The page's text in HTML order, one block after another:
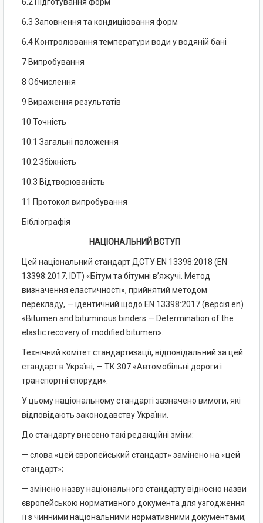
6.2 Підготування форм
6.3 Заповнення та кондиціювання форм
6.4 Контролювання температури води у водяній бані
7 Випробування
8 Обчислення
9 Вираження результатів
10 Точність
10.1 Загальні положення
10.2 Збіжність
10.3 Відтворюваність
11 Протокол випробування
Бібліографія
НАЦІОНАЛЬНИЙ ВСТУП
Цей національний стандарт ДСТУ EN 13398:2018 (EN
13398:2017, IDT) «Бітум та бітумні в’яжучі. Метод
визначення еластичності», прийнятий методом
перекладу, — ідентичний щодо EN 13398:2017 (версія en)
«Bitumen and bituminous binders — Determination of the
elastic recovery of modified bitumen».
Технічний комітет стандартизації, відповідальний за цей
стандарт в Україні, — ТК 307 «Автомобільні дороги і
транспортні споруди».
У цьому національному стандарті зазначено вимоги, які
відповідають законодавству України.
До стандарту внесено такі редакційні зміни:
— слова «цей європейський стандарт» замінено на «цей
стандарт»;
— змінено назву національного стандарту відносно назви
європейською нормативного документа для узгодження
її з чинними національними нормативними документами;